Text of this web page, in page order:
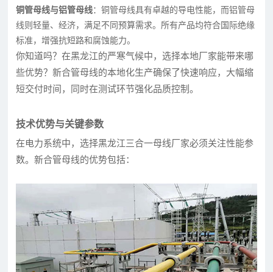
铜管母线与铝管母线：铜管母线具有卓越的导电性能，而铝管母
线则轻量、经济，满足不同预算需求。所有产品均符合国际绝缘
标准，增强抗短路和腐蚀能力。
你知道吗？在黑龙江的严寒气候中，选择本地厂家能带来哪
些优势？新合管母线的本地化生产确保了快速响应，大幅缩
短交付时间，同时在测试环节强化品质控制。
技术优势与关键参数
在电力系统中，选择黑龙江三合一母线厂家必须关注性能参
数。新合管母线的优势包括：